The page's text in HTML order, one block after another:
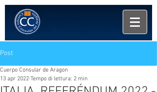
Post
Cuerpo Consular de Aragon
13 apr 2022 Tempo di lettura: 2 min